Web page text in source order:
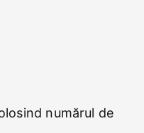
numărul de